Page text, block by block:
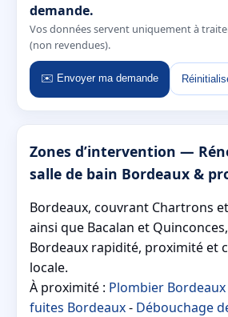
demande.
Vos données servent uniquement à
(non revendues).
✉️ Envoyer ma demande
Zones d’intervention —
salle de bain Bordeaux &
Bordeaux, couvrant Chartrons
ainsi que Bacalan et
Bordeaux rapidité, proximité et
locale.
À proximité : Plombier Bordeaux
fuites Bordeaux- Débouchage